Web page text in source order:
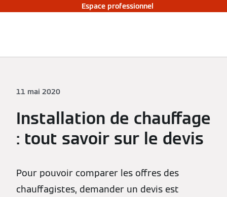
Espace professionnel
11 mai 2020
Installation de chauffage
: tout savoir sur le devis
Pour pouvoir comparer les offres des
chauffagistes, demander un devis est